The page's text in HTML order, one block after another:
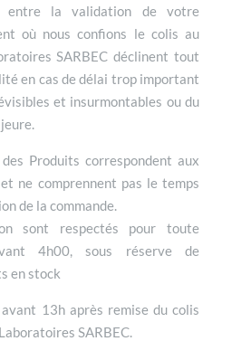
entre la validation de votre
où nous confions le colis au
SARBEC déclinent tout
en cas de délai trop important
et insurmontables ou du
Produits correspondent aux
ne comprennent pas le temps
de la commande.
sont respectés pour toute
4h00, sous réserve de
en stock
13h après remise du colis
SARBEC.